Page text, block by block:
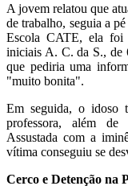
A jovem relatou que
de trabalho, seguia a
Escola CATE, ela foi
iniciais A. C. da S., de
que pediria uma
"muito bonita".
Em seguida, o idoso
professora, além de
Assustada com a
vítima conseguiu se
Cerco e Detenção na